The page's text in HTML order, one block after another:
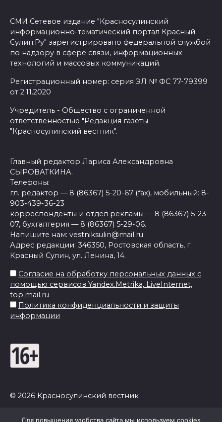
СМИ Сетевое издание "Красносулинский
информационно-тематический портал Красный
Сулин.Ру" зарегистрировано федеральной службой
по надзору в сфере связи, информационных
технологий и массовых коммуникаций.
Регистрационный номер: серия ЭЛ № ФС 77-79399
от 2.11.2020
Учредитель - Общество с ограниченной
ответственностью "Редакция газеты
"Красносулинский вестник".
Главный редактор Лариса Александровна
СЫРОВАТКИНА.
Телефоны:
гл. редактор — 8 (86367) 5-20-67 (fax), мобильный: 8-
903-439-36-23
корреспонденты и отдел рекламы — 8 (86367) 5-23-
07, бухгалтерия — 8 (86367) 5-29-06.
Напишите нам: vestniksulin@mail.ru
Адрес редакции: 346350, Ростовская область, г.
Красный Сулин, ул. Ленина, 14.
Согласие на обработку персональных данных с
помощью сервисов Yandex.Metrika, LiveInternet,
top.mail.ru
Политика конфиденциальности и защиты
информации
© 2026 Красносулинский вестник
Для повышения удобства сайта мы используем cookies